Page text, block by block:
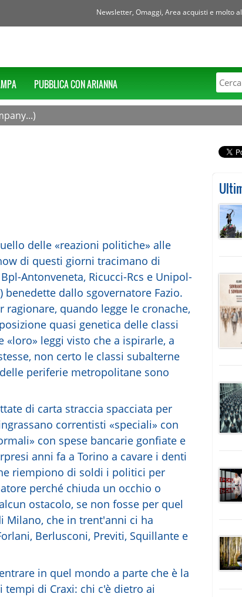
Newsletter, Omaggi, Area acquisti e molto
PUBBLICA CON ARIANNA
delle «reazioni politiche» alle
di questi giorni tracimano di
Antonveneta, Ricucci-Rcs e Unipol-
dallo sgovernatore Fazio.
quando legge le cronache,
quasi genetica delle classi
leggi visto che a ispirarle, a
non certo le classi subalterne
periferie metropolitane sono
di carta straccia spacciata per
correntisti «speciali» con
con spese bancarie gonfiate e
anni fa a Torino a cavare i denti
riempiono di soldi i politici per
perché chiuda un occhio o
ostacolo, se non fosse per quel
Milano, che in trent'anni ci ha
Berlusconi, Previti, Squillante e
in quel mondo a parte che è la
di Craxi: chi c'è dietro ai